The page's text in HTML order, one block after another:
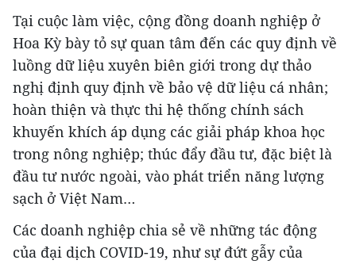
Tại cuộc làm việc, cộng đồng doanh nghiệp ở
Hoa Kỳ bày tỏ sự quan tâm đến các quy định về
luồng dữ liệu xuyên biên giới trong dự thảo
nghị định quy định về bảo vệ dữ liệu cá nhân;
hoàn thiện và thực thi hệ thống chính sách
khuyến khích áp dụng các giải pháp khoa học
trong nông nghiệp; thúc đẩy đầu tư, đặc biệt là
đầu tư nước ngoài, vào phát triển năng lượng
sạch ở Việt Nam…
Các doanh nghiệp chia sẻ về những tác động
của đại dịch COVID-19, như sự đứt gẫy của